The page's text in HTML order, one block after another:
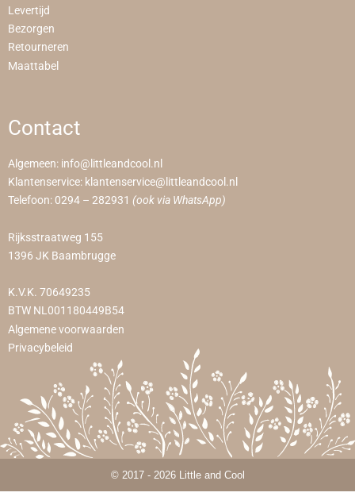
Levertijd
Bezorgen
Retourneren
Maattabel
Contact
Algemeen: info@littleandcool.nl
Klantenservice: klantenservice@littleandcool.nl
Telefoon: 0294 – 282931 (ook via WhatsApp)
Rijksstraatweg 155
1396 JK Baambrugge
K.V.K. 70649235
BTW NL001180449B54
Algemene voorwaarden
Privacybeleid
© 2017 - 2026 Little and Cool